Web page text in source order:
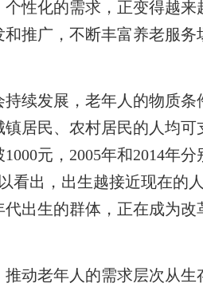
性化的需求，正变得越
和推广，不断丰富养老服
发展，老年人的物质条
镇居民、农村居民的人均
元，2005年和2014年
看出，出生越接近现在的
代出生的群体，正在成为
老年人的需求层次从生